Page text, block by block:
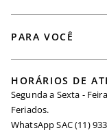
Seja um Revendedor
Igualdade Salarial
Requisição de
Minha Conta
Trocas
PARA VOCÊ
Maternidade
Seja um Afiliado
HORÁRIOS DE
Segunda a Sexta -
Feriados.
WhatsApp SAC (11)